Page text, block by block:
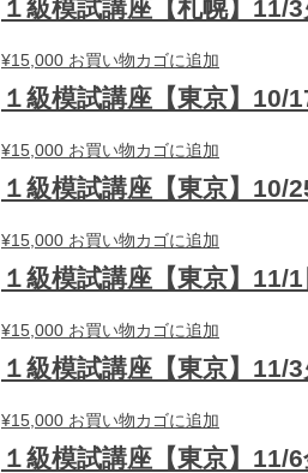
１級模試講座【札幌】11/
¥15,000 お買い物カゴに追加
１級模試講座【東京】10/
¥15,000 お買い物カゴに追加
１級模試講座【東京】10/
¥15,000 お買い物カゴに追加
１級模試講座【東京】11/1
¥15,000 お買い物カゴに追加
１級模試講座【東京】11/
¥15,000 お買い物カゴに追加
１級模試講座【東京】11/